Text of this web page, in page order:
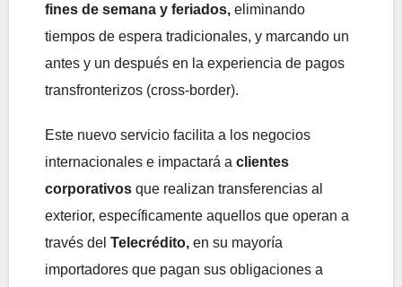
fines de semana y feriados, eliminando
tiempos de espera tradicionales, y marcando un
antes y un después en la experiencia de pagos
transfronterizos (cross-border).
Este nuevo servicio facilita a los negocios
internacionales e impactará a clientes
corporativos que realizan transferencias al
exterior, específicamente aquellos que operan a
través del Telecrédito, en su mayoría
importadores que pagan sus obligaciones a